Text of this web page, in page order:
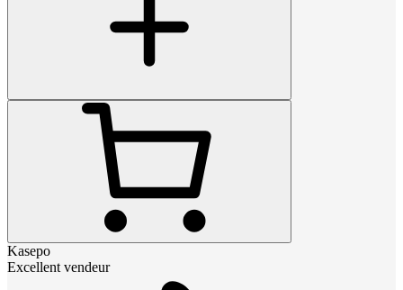
Kasepo
Excellent vendeur